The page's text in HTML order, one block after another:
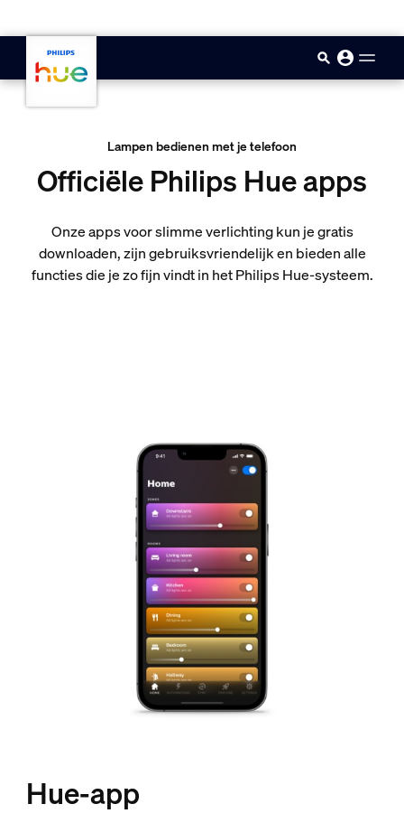
Lampen bedienen met je telefoon
Officiële Philips Hue apps
Onze apps voor slimme verlichting kun je gratis
downloaden, zijn gebruiksvriendelijk en bieden alle
functies die je zo fijn vindt in het Philips Hue-systeem.
Hue-app